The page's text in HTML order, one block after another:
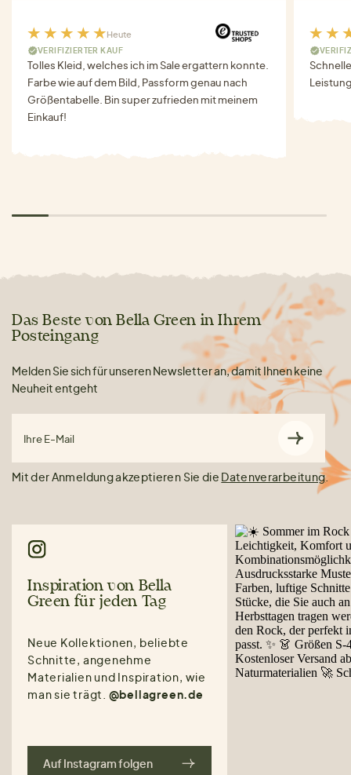
Heute
VERIFIZIERTER KAUF
Tolles Kleid, welches ich im Sale ergattern konnte.
Farbe wie auf dem Bild, Passform genau nach
Größentabelle. Bin super zufrieden mit meinem
Einkauf!
Das Beste von Bella Green in Ihrem
Posteingang
Melden Sie sich für unseren Newsletter an, damit Ihnen keine
Neuheit entgeht
Ihre E-Mail
Mit der Anmeldung akzeptieren Sie die Datenverarbeitung.
Inspiration von Bella
Green für jeden Tag
Neue Kollektionen, beliebte
Schnitte, angenehme
Materialien und Inspiration, wie
man sie trägt. @bellagreen.de
Auf Instagram folgen